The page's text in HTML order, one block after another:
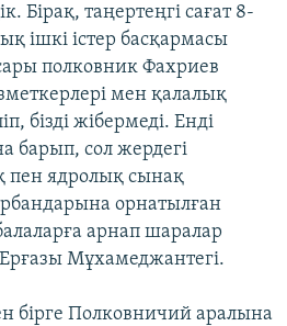
Бірақ, таңертеңгі сағат 8-
ішкі істер басқармасы
полковник Фахриев
мен қалалық
бізді жібермеді. Енді
барып, сол жердегі
пен ядролық сынақ
орнатылған
арнап шаралар
Ерғазы Мұхамеджантегі.
бірге Полковничий аралына